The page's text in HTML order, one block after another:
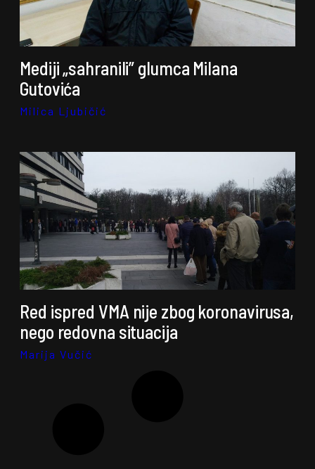
Mediji „sahranili” glumca Milana
Gutovića
Milica Ljubičić
Red ispred VMA nije zbog koronavirusa,
nego redovna situacija
Marija Vučić